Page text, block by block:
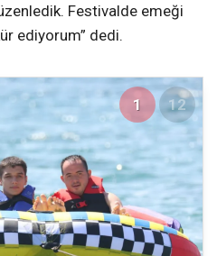
Festivalde emeği
ediyorum” dedi.
1 12